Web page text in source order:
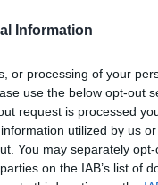
Information
or processing of your
use the below opt-out
request is processed
utilized by us
You may separately
on the IAB’s list of